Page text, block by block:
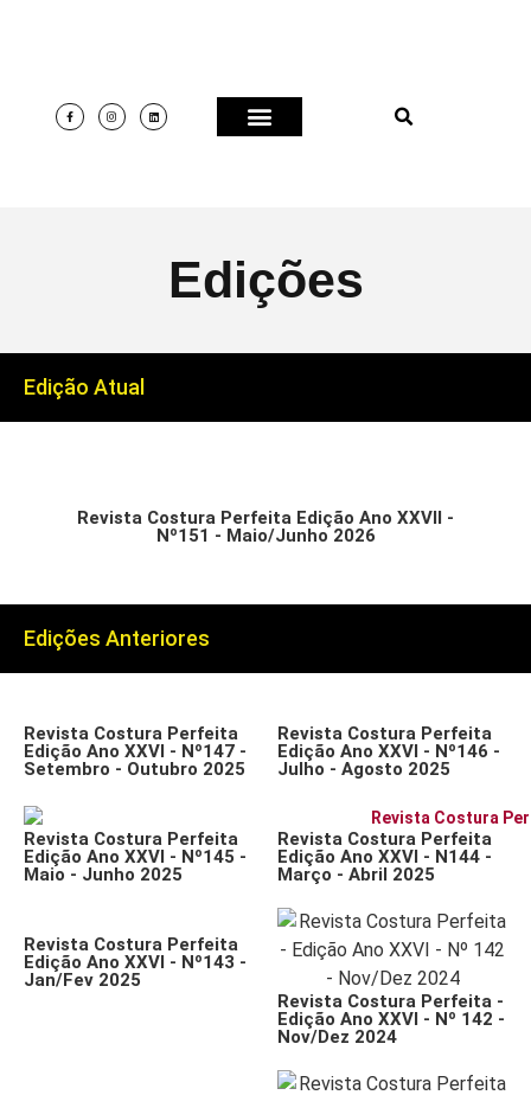
Edições
Edição Atual
Revista Costura Perfeita Edição Ano XXVII -
Nº151 - Maio/Junho 2026
Edições Anteriores
Revista Costura Perfeita
Edição Ano XXVI - Nº147 -
Setembro - Outubro 2025
Revista Costura Perfeita
Edição Ano XXVI - Nº146 -
Julho - Agosto 2025
Revista Costura Perfeita
Edição Ano XXVI - Nº145 -
Maio - Junho 2025
Revista Costura Perfeita
Edição Ano XXVI - N144 -
Março - Abril 2025
Revista Costura Perfeita
Edição Ano XXVI - Nº143 -
Jan/Fev 2025
Revista Costura Perfeita -
Edição Ano XXVI - Nº 142 -
Nov/Dez 2024